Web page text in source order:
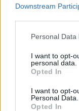
Downstream
Personal
I want to opt-
personal data.
Opted In
I want to opt-
Personal Data.
Opted In
Ακολουθήστε
πρώτοι για
Πηγή